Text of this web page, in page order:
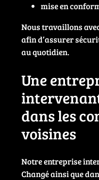
mise en
Nous travaillons
afin d’assurer
au quotidien.
Une
dans les
voisines
Notre entreprise
Changé ainsi que